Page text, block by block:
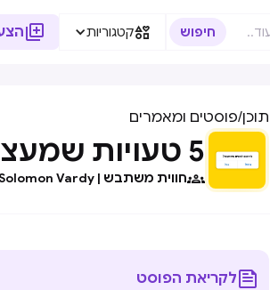
קטגוריות 
תוכן/פוסטים ומאמרים
5 טעויות שמעצבי חווית משתמש עושים בתהליכי גיוס להייטק
חווית משתבש | Tal Solomon Vardy
לקריאת הפוסט